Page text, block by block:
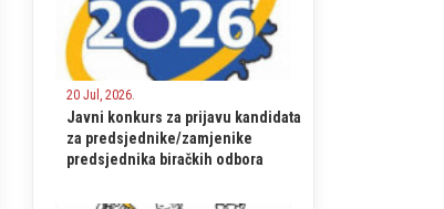
20 Jul, 2026.
Javni konkurs za prijavu kandidata
za predsjednike/zamjenike
predsjednika biračkih odbora